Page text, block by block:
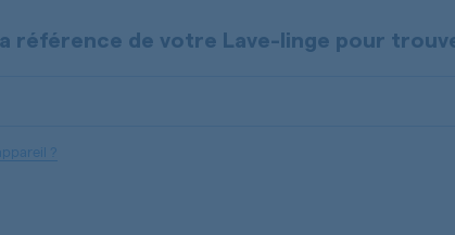
référence de votre Lave-linge pour
?